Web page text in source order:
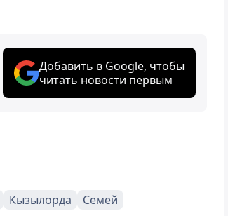
Добавить в Google, чтобы
читать новости первым
Кызылорда Семей